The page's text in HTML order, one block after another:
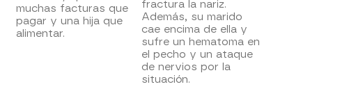
muchas facturas que
pagar y una hija que
alimentar.
fractura la nariz.
Además, su marido
cae encima de ella y
sufre un hematoma en
el pecho y un ataque
de nervios por la
situación.